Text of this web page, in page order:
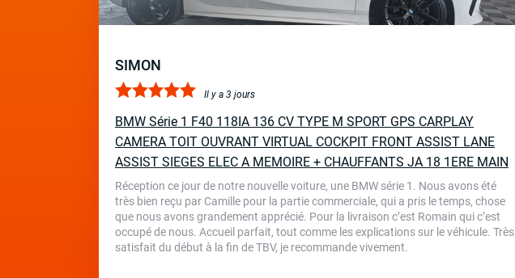
SIMON
Il y a 3 jours
BMW Série 1 F40 118IA 136 CV TYPE M SPORT GPS CARPLAY
CAMERA TOIT OUVRANT VIRTUAL COCKPIT FRONT ASSIST LANE
ASSIST SIEGES ELEC A MEMOIRE + CHAUFFANTS JA 18 1ERE MAIN
Réception ce jour de notre nouvelle voiture, une BMW série 1. Nous avons été
très bien reçu par Camille pour la partie commerciale, qui a pris le temps, chose
que nous avons grandement apprécié. Pour la livraison c’est Romain qui c’est
occupé de nous. Accueil parfait, tout comme les explications sur le véhicule. Très
satisfait du début à la fin de TBV, je recommande vivement.